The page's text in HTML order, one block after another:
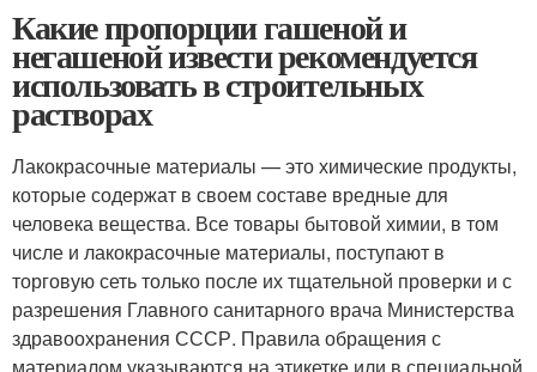
Какие пропорции гашеной и
негашеной извести рекомендуется
использовать в строительных
растворах
Лакокрасочные материалы — это химические продукты,
которые содержат в своем составе вредные для
человека вещества. Все товары бытовой химии, в том
числе и лакокрасочные материалы, поступают в
торговую сеть только после их тщательной проверки и с
разрешения Главного санитарного врача Министерства
здравоохранения СССР. Правила обращения с
материалом указываются на этикетке или в специальной